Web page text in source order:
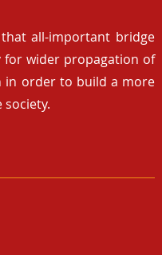
all-important bridge
for wider propagation of
in order to build a more
society.